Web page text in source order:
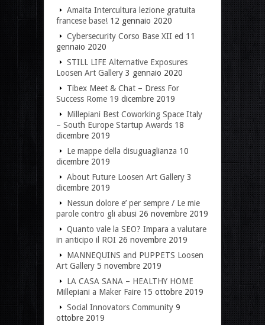
Amaita Intercultura lezione gratuita
francese base! 12 gennaio 2020
Cybersecurity Corso Base XII ed 11
gennaio 2020
STILL LIFE Alternative Exposures
Loosen Art Gallery 3 gennaio 2020
Tibex Meet & Chat – Dress For
Success Rome 19 dicembre 2019
Millepiani Best Coworking Space Italy
– South Europe Startup Awards 18
dicembre 2019
Le mappe della disuguaglianza 10
dicembre 2019
About Future Loosen Art Gallery 3
dicembre 2019
Nessun dolore e’ per sempre / Le mie
parole contro gli abusi 26 novembre 2019
Quanto vale la SEO? Impara a valutare
in anticipo il ROI 26 novembre 2019
MANNEQUINS and PUPPETS Loosen
Art Gallery 5 novembre 2019
LA CASA SANA – HEALTHY HOME
Millepiani a Maker Faire 15 ottobre 2019
Social Innovators Community 9
ottobre 2019